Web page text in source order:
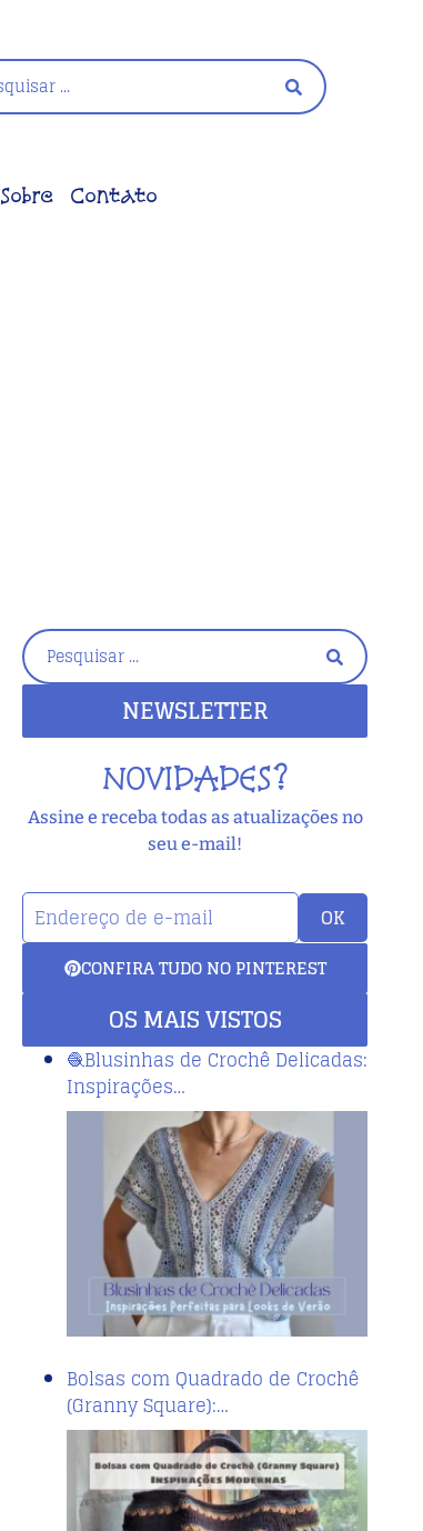
Sobre Contato
NEWSLETTER
NOVIDADES?
Assine e receba todas as atualizações no
seu e-mail!
OK
CONFIRA TUDO NO PINTEREST
OS MAIS VISTOS
🧶Blusinhas de Crochê Delicadas:
Inspirações…
Bolsas com Quadrado de Crochê
(Granny Square):…